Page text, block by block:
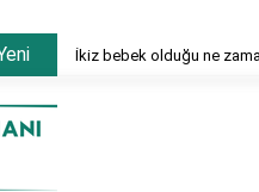
İkiz bebek olduğu ne